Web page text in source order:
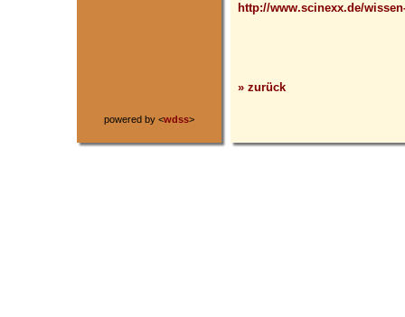
powered by <wdss>
http://www.scinexx.de/
» zurück